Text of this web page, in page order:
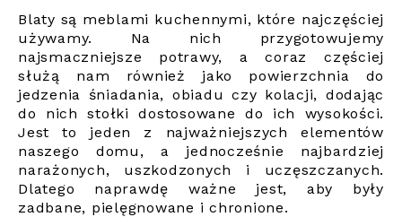
Blaty są meblami kuchennymi, które najczęściej
używamy. Na nich przygotowujemy
najsmaczniejsze potrawy, a coraz częściej
służą nam również jako powierzchnia do
jedzenia śniadania, obiadu czy kolacji, dodając
do nich stołki dostosowane do ich wysokości.
Jest to jeden z najważniejszych elementów
naszego domu, a jednocześnie najbardziej
narażonych, uszkodzonych i uczęszczanych.
Dlatego naprawdę ważne jest, aby były
zadbane, pielęgnowane i chronione.